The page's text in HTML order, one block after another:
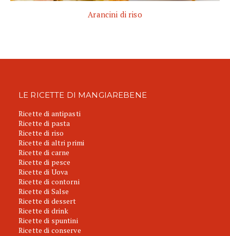
Arancini di riso
LE RICETTE DI MANGIAREBENE
Ricette di antipasti
Ricette di pasta
Ricette di riso
Ricette di altri primi
Ricette di carne
Ricette di pesce
Ricette di Uova
Ricette di contorni
Ricette di Salse
Ricette di dessert
Ricette di drink
Ricette di spuntini
Ricette di conserve